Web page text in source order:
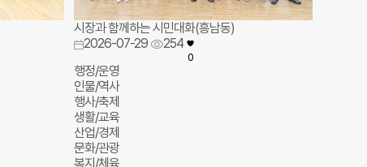
시장과 함께하는 시민대화(흥남동)
2026-07-29
254
0
행정/운영
인물/역사
행사/축제
생활/교육
산업/경제
문화/관광
복지/체육